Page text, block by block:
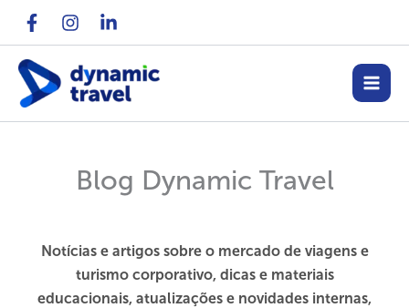
conteúdo
Blog Dynamic Travel
Notícias e artigos sobre o mercado de viagens e
turismo corporativo, dicas e materiais
educacionais, atualizações e novidades internas,